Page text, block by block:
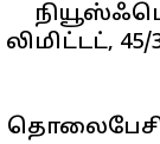
லிமிட்டட்,
தொலைபேசி